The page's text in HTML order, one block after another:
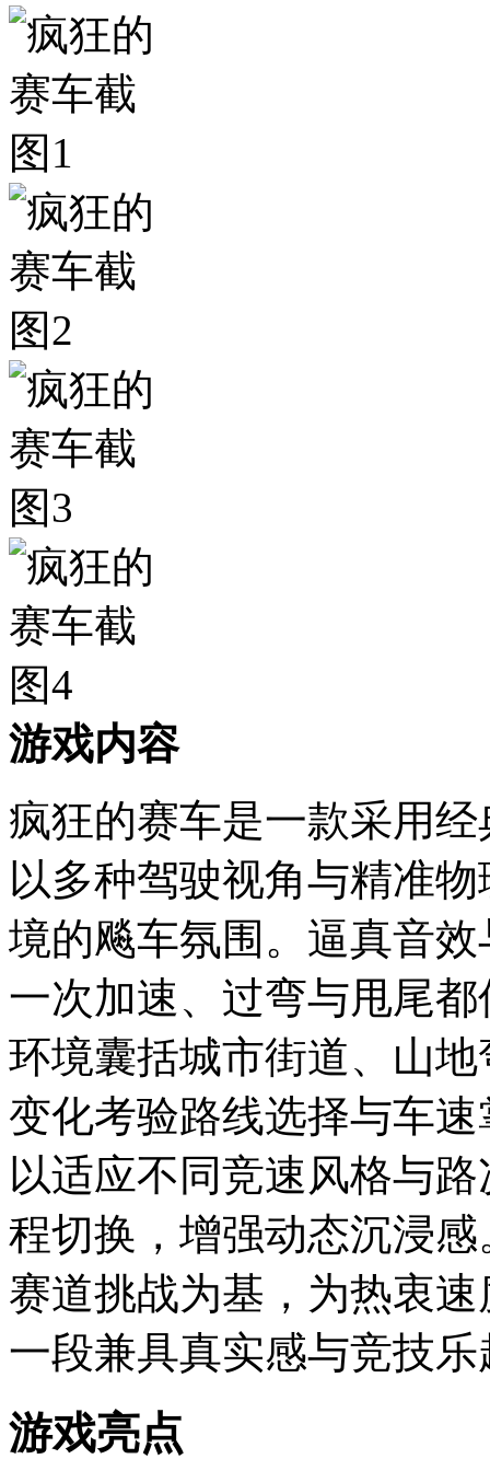
游戏内容
疯狂的赛车是一款采用
以多种驾驶视角与精准
境的飚车氛围。逼真音
一次加速、过弯与甩尾
环境囊括城市街道、山
变化考验路线选择与车
以适应不同竞速风格与
程切换，增强动态沉浸
赛道挑战为基，为热衷
一段兼具真实感与竞技
游戏亮点